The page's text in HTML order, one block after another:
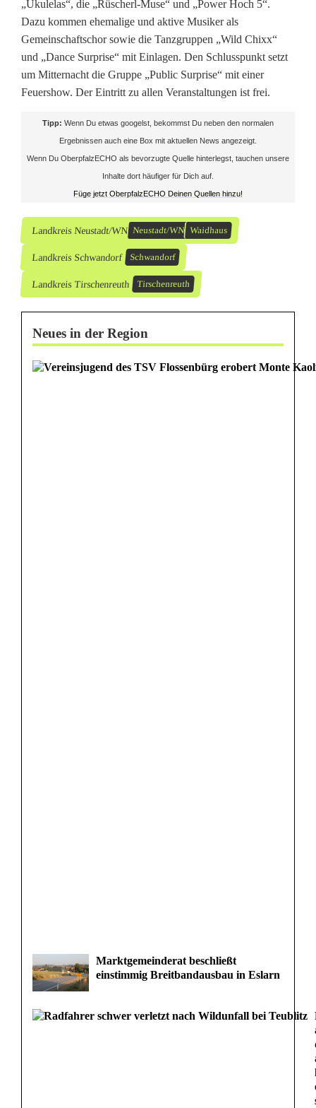
t
s
c
„Ukulelas“, die „Rüscherl-Muse“ und „Power Hoch 5“.
Dazu kommen ehemalige und aktive Musiker als
Gemeinschaftschor sowie die Tanzgruppen „Wild Chixx“
und „Dance Surprise“ mit Einlagen. Den Schlusspunkt setzt
um Mitternacht die Gruppe „Public Surprise“ mit einer
Feuershow. Der Eintritt zu allen Veranstaltungen ist frei.
Tipp: Wenn Du etwas googelst, bekommst Du neben den normalen
Ergebnissen auch eine Box mit aktuellen News angezeigt.
Wenn Du OberpfalzECHO als bevorzugte Quelle hinterlegst, tauchen unsere
Inhalte dort häufiger für Dich auf.
Füge jetzt OberpfalzECHO Deinen Quellen hinzu!
Landkreis Neustadt/WN Neustadt/WN Waidhaus
Landkreis Schwandorf Schwandorf
Landkreis Tirschenreuth Tirschenreuth
Neues in der Region
Marktgemeinderat beschließt
einstimmig Breitbandausbau in Eslarn